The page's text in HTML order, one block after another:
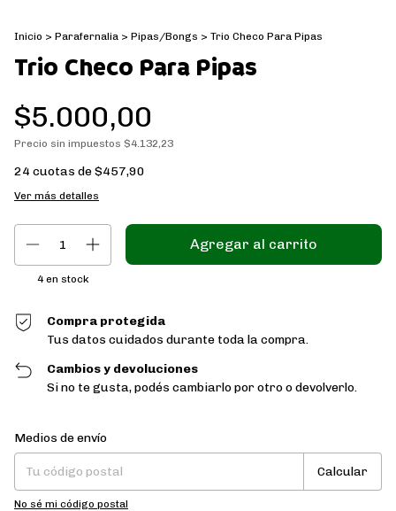
Inicio > Parafernalia > Pipas/Bongs > Trio Checo Para Pipas
Trio Checo Para Pipas
$5.000,00
Precio sin impuestos $4.132,23
24 cuotas de$457,90
Ver más detalles
4en stock
Compra protegida
Tus datos cuidados durante toda la compra.
Cambios y devoluciones
Si no te gusta, podés cambiarlo por otro o devolverlo.
Entregas para el CP:
Medios de envío
Calcular
No sé mi código postal